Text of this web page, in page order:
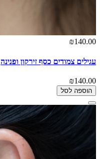
₪140.00
עגילים צמודים כסף זירקון ופנינה
₪140.00
הוספה לסל